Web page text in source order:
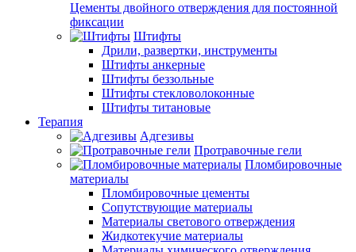
Цементы двойного отверждения для постоянной
фиксации
Штифты
Дрили, развертки, инструменты
Штифты анкерные
Штифты беззольные
Штифты стекловолоконные
Штифты титановые
Терапия
Адгезивы
Протравочные гели
Пломбировочные
материалы
Пломбировочные цементы
Сопутствующие материалы
Материалы светового отверждения
Жидкотекучие материалы